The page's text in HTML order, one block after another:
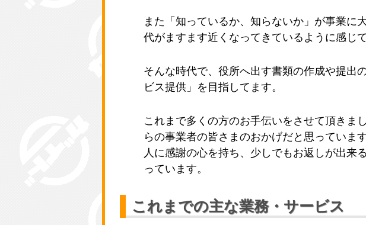
また「知っているか、知らないか」が事業に
代がますます近くなってきているように感じて
そんな時代で、役所へ出す書類の作成や提出
ビス提供」を目指してます。
これまで多くの方のお手伝いをさせて頂きま
らの事業者の皆さまのおかげだと思っていま
人に感謝の心を持ち、少しでもお返しが出来
っています。
これまでの主な業務・サービス